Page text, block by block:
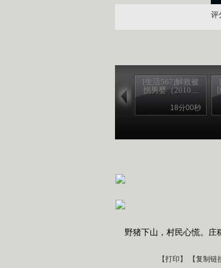
评
[生活567]解救被
拐男婴（2010....
18分00秒
野猪下山，村民心慌。庄
【打印 】 【复制链